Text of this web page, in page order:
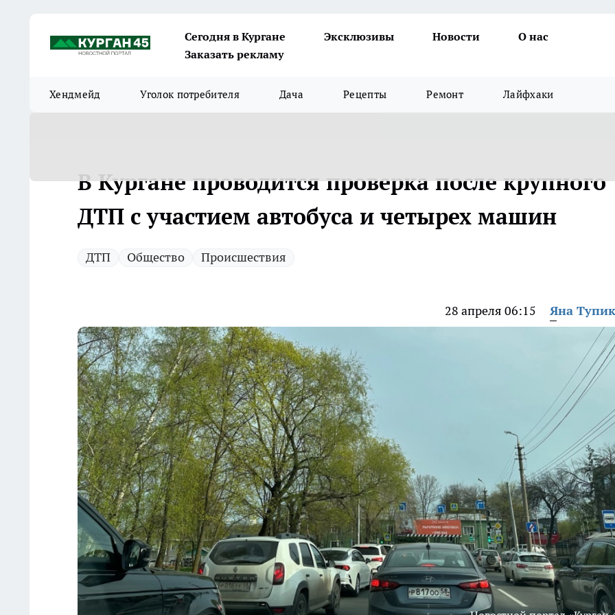
Сегодня в Кургане Эксклюзивы Новости
О нас
Заказать рекламу
Хендмейд Уголок потребителя Дача Рецепты Ремонт Лайфхаки
В Кургане проводится проверка после крупного
ДТП с участием автобуса и четырех машин
ДТП Общество Происшествия
28 апреля 06:15 Яна